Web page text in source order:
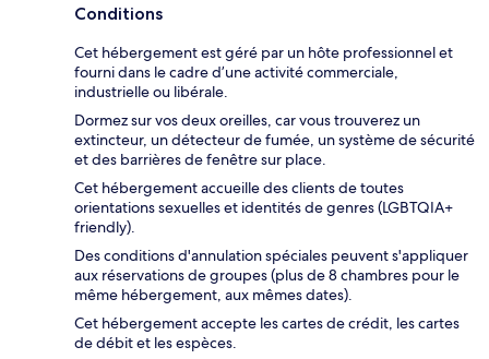
Conditions
Cet hébergement est géré par un hôte professionnel et
fourni dans le cadre d’une activité commerciale,
industrielle ou libérale.
Dormez sur vos deux oreilles, car vous trouverez un
extincteur, un détecteur de fumée, un système de sécurité
et des barrières de fenêtre sur place.
Cet hébergement accueille des clients de toutes
orientations sexuelles et identités de genres (LGBTQIA+
friendly).
Des conditions d'annulation spéciales peuvent s'appliquer
aux réservations de groupes (plus de 8 chambres pour le
même hébergement, aux mêmes dates).
Cet hébergement accepte les cartes de crédit, les cartes
de débit et les espèces.